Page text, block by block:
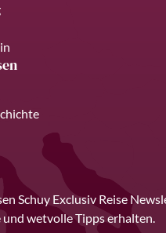
Schuy Exclusiv Reise
wetvolle Tipps erhalten.